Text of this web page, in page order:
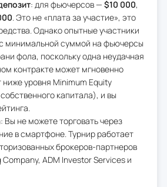
: для фьючерсов — $10 000,
. Это не «плата за участие», это
Однако опытные участники
минимальной суммой на фьючерсы
фола, поскольку одна неудачная
контракте может мгновенно
ниже уровня Minimum Equity
капитала), и вы
: Вы не можете торговать через
в смартфоне. Турнир работает
брокеров-партнеров
Company, ADM Investor Services и